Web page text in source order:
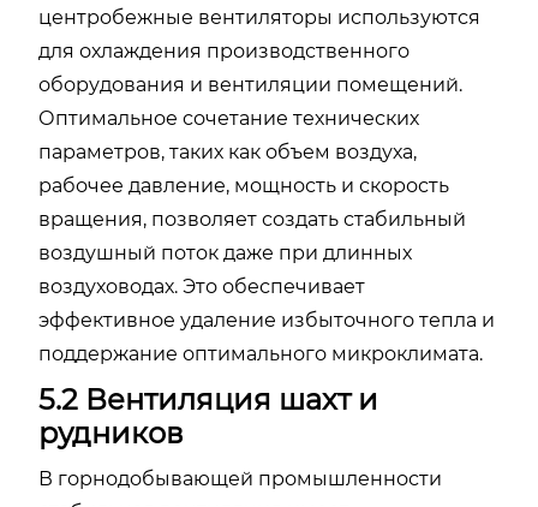
центробежные вентиляторы используются
для охлаждения производственного
оборудования и вентиляции помещений.
Оптимальное сочетание технических
параметров, таких как объем воздуха,
рабочее давление, мощность и скорость
вращения, позволяет создать стабильный
воздушный поток даже при длинных
воздуховодах. Это обеспечивает
эффективное удаление избыточного тепла и
поддержание оптимального микроклимата.
5.2 Вентиляция шахт и
рудников
В горнодобывающей промышленности